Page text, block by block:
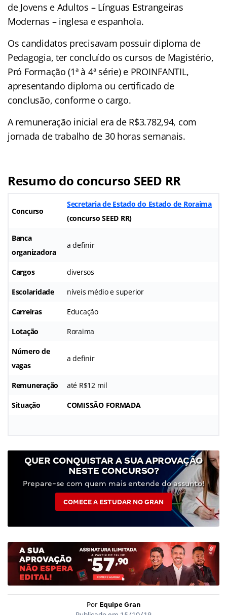
de Jovens e Adultos – Línguas Estrangeiras
Modernas – inglesa e espanhola.
Os candidatos precisavam possuir diploma de
Pedagogia, ter concluído os cursos de Magistério,
Pró Formação (1ª à 4ª série) e PROINFANTIL,
apresentando diploma ou certificado de
conclusão, conforme o cargo.
A remuneração inicial era de R$3.782,94, com
jornada de trabalho de 30 horas semanais.
Resumo do concurso SEED RR
Concurso
Secretaria de Estado do Estado de Roraima
(concurso SEED RR)
Banca
organizadora
a definir
Cargos diversos
Escolaridade níveis médio e superior
Carreiras Educação
Lotação Roraima
Número de
vagas
a definir
Remuneração até R$12 mil
Situação COMISSÃO FORMADA
QUER CONQUISTAR A SUA APROVAÇÃO
NESTE CONCURSO?
Prepare-se com quem mais entende do assunto!
COMECE A ESTUDAR NO GRAN
Por Equipe Gran